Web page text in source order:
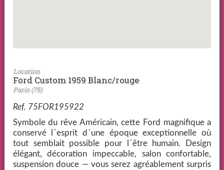
Location
Ford Custom 1959 Blanc/rouge
Paris (75)
Ref. 75FOR195922
Symbole du rêve Américain, cette Ford magnifique a
conservé l´esprit d´une époque exceptionnelle où
tout semblait possible pour l´être humain. Design
élégant, décoration impeccable, salon confortable,
suspension douce — vous serez agréablement surpris